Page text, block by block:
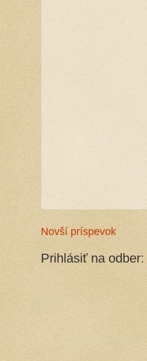
Novší príspevok
Prihlásiť na odber: